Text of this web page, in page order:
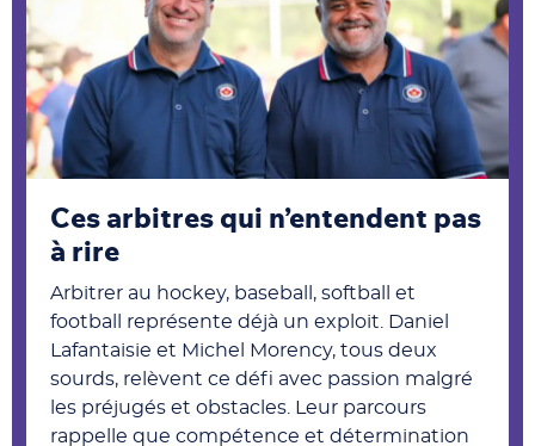
Ces arbitres qui n’entendent pas
à rire
Arbitrer au hockey, baseball, softball et
football représente déjà un exploit. Daniel
Lafantaisie et Michel Morency, tous deux
sourds, relèvent ce défi avec passion malgré
les préjugés et obstacles. Leur parcours
rappelle que compétence et détermination